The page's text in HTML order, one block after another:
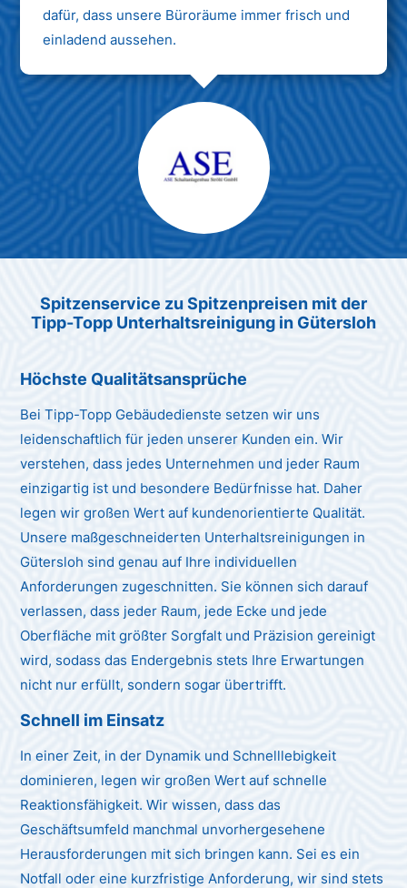
dafür, dass unsere Büroräume immer frisch und
einladend aussehen.
Max Mustermann
Spitzenservice zu Spitzenpreisen mit der
Tipp-Topp Unterhaltsreinigung in Gütersloh
Höchste Qualitätsansprüche
Bei Tipp-Topp Gebäudedienste setzen wir uns
leidenschaftlich für jeden unserer Kunden ein. Wir
verstehen, dass jedes Unternehmen und jeder Raum
einzigartig ist und besondere Bedürfnisse hat. Daher
legen wir großen Wert auf kundenorientierte Qualität.
Unsere maßgeschneiderten Unterhaltsreinigungen in
Gütersloh sind genau auf Ihre individuellen
Anforderungen zugeschnitten. Sie können sich darauf
verlassen, dass jeder Raum, jede Ecke und jede
Oberfläche mit größter Sorgfalt und Präzision gereinigt
wird, sodass das Endergebnis stets Ihre Erwartungen
nicht nur erfüllt, sondern sogar übertrifft.
Schnell im Einsatz
In einer Zeit, in der Dynamik und Schnelllebigkeit
dominieren, legen wir großen Wert auf schnelle
Reaktionsfähigkeit. Wir wissen, dass das
Geschäftsumfeld manchmal unvorhergesehene
Herausforderungen mit sich bringen kann. Sei es ein
Notfall oder eine kurzfristige Anforderung, wir sind stets